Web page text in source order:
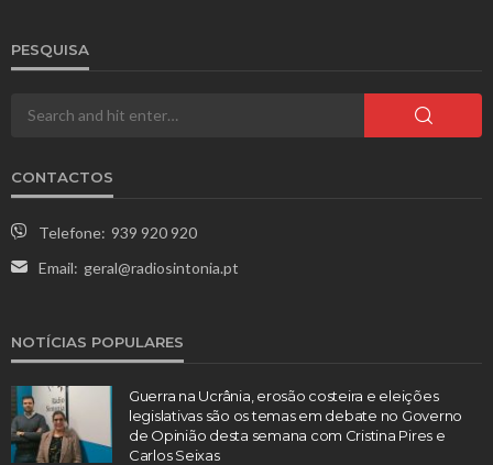
PESQUISA
CONTACTOS
Telefone: 939 920 920
Email: geral@radiosintonia.pt
NOTÍCIAS POPULARES
Guerra na Ucrânia, erosão costeira e eleições
legislativas são os temas em debate no Governo
de Opinião desta semana com Cristina Pires e
Carlos Seixas